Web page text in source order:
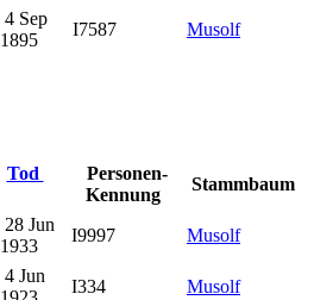
4 Sep
1895
I7587 Musolf
Tod
Personen-
Kennung
Stammbaum
28 Jun
1933
I9997 Musolf
4 Jun
I334 Musolf